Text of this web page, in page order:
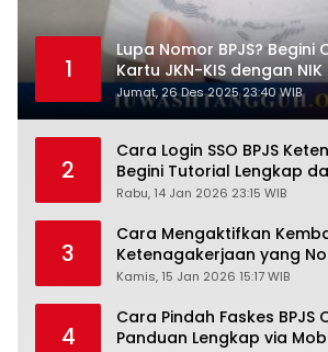
1
Lupa Nomor BPJS? Begini
Kartu JKN-KIS dengan NIK
Jumat, 26 Des 2025 23:40 WIB
2
Cara Login SSO BPJS
Begini Tutorial Lengkap
Pengertiannya
Rabu, 14 Jan 2026 23:15 WIB
3
Cara Mengaktifkan
Ketenagakerjaan yang
Panduan Lengkapnya
Kamis, 15 Jan 2026 15:17 WIB
4
Cara Pindah Faskes BPJS
Panduan Lengkap via